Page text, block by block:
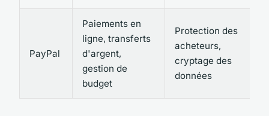
PayPal
Paiements en
ligne, transferts
d'argent,
gestion de
budget
Protection des
acheteurs,
cryptage des
données